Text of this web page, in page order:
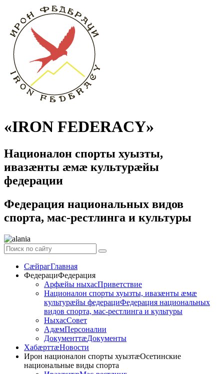
«IRON FEDERACY»
Националон спорты хуызты,
ивазӕнты ӕмӕ культурӕйы
федерации
Федерация национальных видов
спорта, мас-рестлинга и культуры
СӕйрагГлавная
ФедерациФедерация
Арфæйы ныхасПриветствие
Националон спорты хуызты, ивазæнты æмæ
культурæйы федерациФедерация национальных
видов спорта, мас-рестлинга и культуры
НыхасСовет
АдӕмПерсоналии
ДокументтӕДокументы
ХабӕрттӕНовости
Ирон националон спорты хуызтӕОсетинские
национальные виды спорта